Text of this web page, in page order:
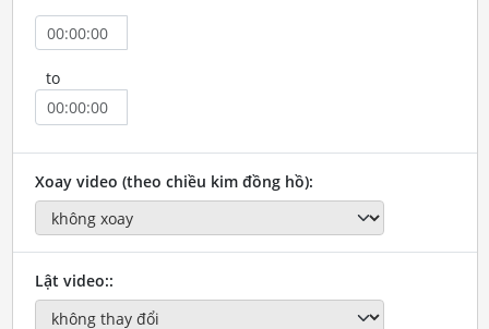
to
Xoay video (theo chiều kim đồng hồ):
Lật video::